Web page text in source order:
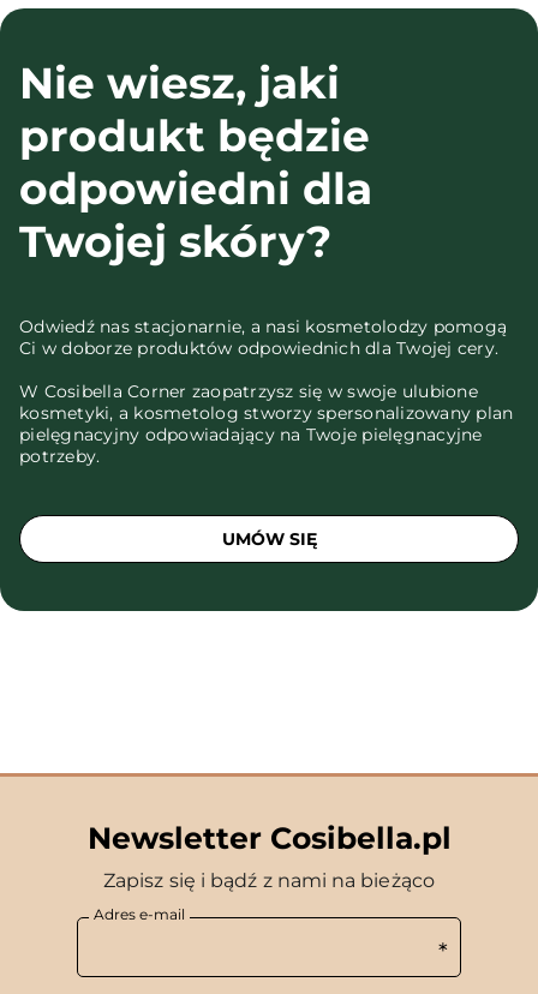
Nie wiesz, jaki
produkt będzie
odpowiedni dla
Twojej skóry?
Odwiedź nas stacjonarnie, a nasi kosmetolodzy pomogą
Ci w doborze produktów odpowiednich dla Twojej cery.
W Cosibella Corner zaopatrzysz się w swoje ulubione
kosmetyki, a kosmetolog stworzy spersonalizowany plan
pielęgnacyjny odpowiadający na Twoje pielęgnacyjne
potrzeby.
UMÓW SIĘ
Newsletter Cosibella.pl
Zapisz się i bądź z nami na bieżąco
Adres e-mail